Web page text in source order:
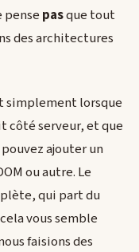
pense pasque tout
des architectures
simplement lorsque
côté serveur, et que
ajouter un
ou autre. Le
qui part du
vous semble
faisions des